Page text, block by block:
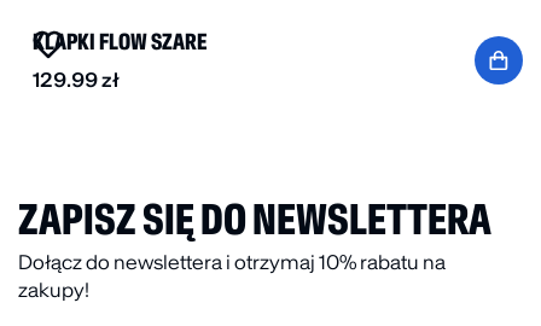
KLAPKI FLOW SZARE
129.99zł
ZAPISZ SIĘ DO NEWSLETTERA
Dołącz do newslettera i otrzymaj 10% rabatu na
zakupy!